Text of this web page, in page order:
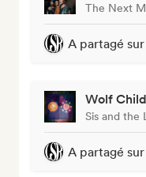
The Next
A partagé
Wolf Child
Sis and the
A partagé